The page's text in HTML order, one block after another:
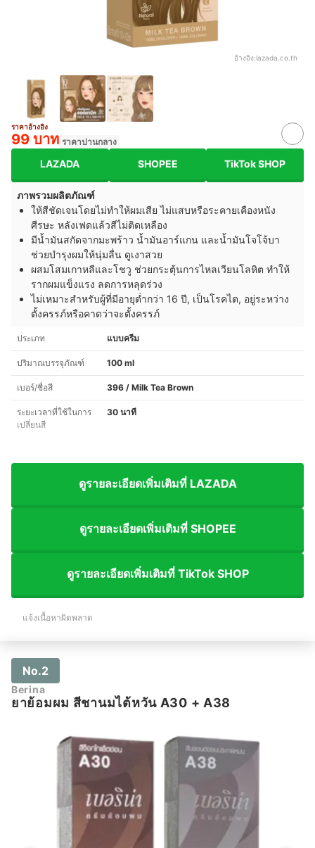
อ้างอิง:lazada.co.th
ราคาอ้างอิง
99 บาท ราคาปานกลาง
LAZADA SHOPEE TikTok SHOP
ภาพรวมผลิตภัณฑ์
ให้สีชัดเจนโดยไม่ทำให้ผมเสีย ไม่แสบหรือระคายเคืองหนัง
ศีรษะ หลังเฟดแล้วสีไม่ติดเหลือง
มีน้ำมันสกัดจากมะพร้าว น้ำมันอาร์แกน และน้ำมันโจโจ้บา
ช่วยบำรุงผมให้นุ่มลื่น ดูเงาสวย
ผสมโสมเกาหลีและโชวู ช่วยกระตุ้นการไหลเวียนโลหิต ทำให้
รากผมแข็งแรง ลดการหลุดร่วง
ไม่เหมาะสำหรับผู้ที่มีอายุต่ำกว่า 16 ปี, เป็นโรคไต, อยู่ระหว่าง
ตั้งครรภ์หรือคาดว่าจะตั้งครรภ์
ประเภท แบบครีม
ปริมาณบรรจุภัณฑ์ 100 ml
เบอร์/ชื่อสี 396 / Milk Tea Brown
ระยะเวลาที่ใช้ในการ
เปลี่ยนสี
30 นาที
ดูรายละเอียดเพิ่มเติมที่ LAZADA
ดูรายละเอียดเพิ่มเติมที่ SHOPEE
ดูรายละเอียดเพิ่มเติมที่ TikTok SHOP
แจ้งเนื้อหาผิดพลาด
No.2
Berina
ยาย้อมผม สีชานมไต้หวัน A30 + A38